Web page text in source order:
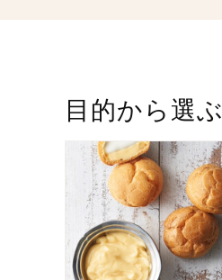
目的から選ぶ